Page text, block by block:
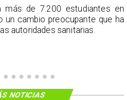
más de 7.200 estudiantes en
un cambio preocupante que ha
autoridades sanitarias.
NOTICIAS